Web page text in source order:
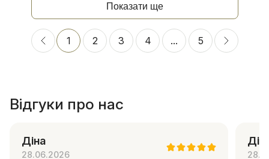
Показати ще
1 2 3 4 ... 5
Відгуки про нас
Діна
28.06.2026